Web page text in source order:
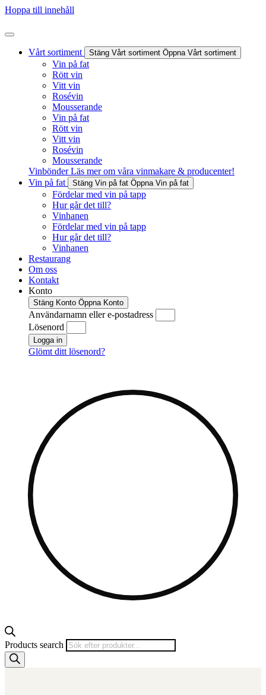
Hoppa till innehåll
Vårt sortiment Stäng Vårt sortiment Öppna Vårt sortiment
Vin på fat
Rött vin
Vitt vin
Rosévin
Mousserande
Vin på fat
Rött vin
Vitt vin
Rosévin
Mousserande
VinbönderLäs mer om våra vinmakare & producenter!
Vin på fat
Stäng Vin på fat Öppna Vin på fat
Fördelar med vin på tapp
Hur går det till?
Vinhanen
Fördelar med vin på tapp
Hur går det till?
Vinhanen
Restaurang
Om oss
Kontakt
Konto
Stäng Konto Öppna Konto
Användarnamn eller e-postadress
Lösenord
Logga in
Glömt ditt lösenord?
Products search